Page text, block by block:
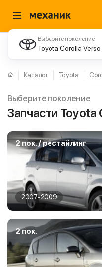
Выберите поколение
Toyota Corolla Verso
Каталог Toyota
Выберите поколение
Запчасти Toyota
2 пок. / рестайлинг
2007-2009
2 пок.